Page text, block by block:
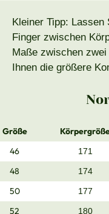
Kleiner Tipp: Lassen
Finger zwischen
Maße zwischen
Ihnen die größere
Größe
46
171
48 174
50 177
52 180